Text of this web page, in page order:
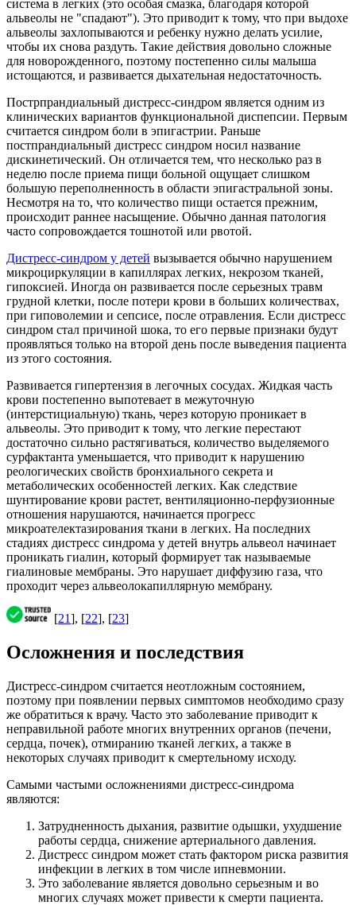
система в легких (это особая смазка, благодаря которой
альвеолы не "спадают"). Это приводит к тому, что при выдохе
альвеолы захлопываются и ребенку нужно делать усилие,
чтобы их снова раздуть. Такие действия довольно сложные
для новорожденного, поэтому постепенно силы малыша
истощаются, и развивается дыхательная недостаточность.
Пострпрандиальный дистресс-синдром является одним из
клинических вариантов функциональной диспепсии. Первым
считается синдром боли в эпигастрии. Раньше
постпрандиальный дистресс синдром носил название
дискинетический. Он отличается тем, что несколько раз в
неделю после приема пищи больной ощущает слишком
большую переполненность в области эпигастральной зоны.
Несмотря на то, что количество пищи остается прежним,
происходит раннее насыщение. Обычно данная патология
часто сопровождается тошнотой или рвотой.
Дистресс-синдром у детей вызывается обычно нарушением
микроциркуляции в капиллярах легких, некрозом тканей,
гипоксией. Иногда он развивается после серьезных травм
грудной клетки, после потери крови в больших количествах,
при гиповолемии и сепсисе, после отравления. Если дистресс
синдром стал причиной шока, то его первые признаки будут
проявляться только на второй день после выведения пациента
из этого состояния.
Развивается гипертензия в легочных сосудах. Жидкая часть
крови постепенно выпотевает в межуточную
(интерстициальную) ткань, через которую проникает в
альвеолы. Это приводит к тому, что легкие перестают
достаточно сильно растягиваться, количество выделяемого
сурфактанта уменьшается, что приводит к нарушению
реологических свойств бронхиального секрета и
метаболических особенностей легких. Как следствие
шунтирование крови растет, вентиляционно-перфузионные
отношения нарушаются, начинается прогресс
микроателектазирования ткани в легких. На последних
стадиях дистресс синдрома у детей внутрь альвеол начинает
проникать гиалин, который формирует так называемые
гиалиновые мембраны. Это нарушает диффузию газа, что
проходит через альвеолокапиллярную мембрану.
[21], [22], [23]
Осложнения и последствия
Дистресс-синдром считается неотложным состоянием,
поэтому при появлении первых симптомов необходимо сразу
же обратиться к врачу. Часто это заболевание приводит к
неправильной работе многих внутренних органов (печени,
сердца, почек), отмиранию тканей легких, а также в
некоторых случаях приводит к смертельному исходу.
Самыми частыми осложнениями дистресс-синдрома
являются:
Затрудненность дыхания, развитие одышки, ухудшение
работы сердца, снижение артериального давления.
Дистресс синдром может стать фактором риска развития
инфекции в легких в том числе ипневмонии.
Это заболевание является довольно серьезным и во
многих случаях может привести к смерти пациента.